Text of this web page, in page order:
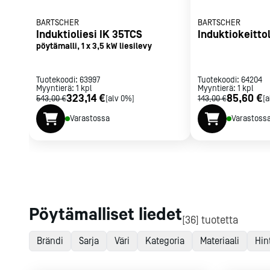
Jäätelö- ja
Jäätelöaltaat
Gelatovitriinit
vaunut
Keskitetyn
vaunut
mausteikot
Sirottimet
Kaikki tarvikkeet Tilaa
BARTSCHER
Induktioliesi IK 35TCS
pöytämalli, 1 x 3,5 kW liesilevy
Tuotekoodi: 63997
Myyntierä: 1 kpl
543,00 €323,14 €[alv 0%]
Varastossa
BARTSCHER
Tuotekoodi: 64204
Myyntierä: 1 kpl
143,00 €85,60 €
Pöytämalliset liedet[36] tuotetta
Brändi Sarja Väri Kategoria Materiaali